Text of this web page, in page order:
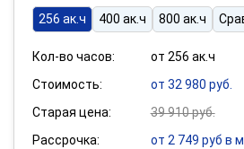
256 ак.ч
400 ак.ч 800 ак.ч
Кол-во часов:
от 256 ак.ч
Стоимость:
от 32 980 руб.
Старая цена:
39 910 руб.
Рассрочка:
от 2 749 руб в